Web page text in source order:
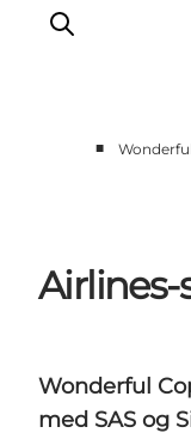
Om
■
Wonderful
med SAS og